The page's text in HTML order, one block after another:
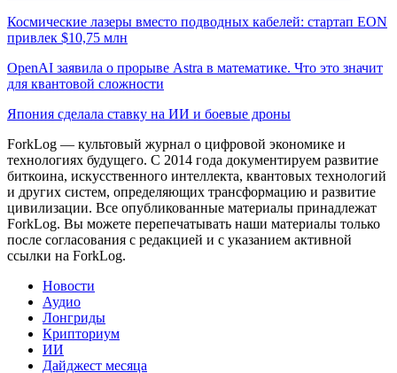
Космические лазеры вместо подводных кабелей: стартап EON
привлек $10,75 млн
OpenAI заявила о прорыве Astra в математике. Что это значит
для квантовой сложности
Япония сделала ставку на ИИ и боевые дроны
ForkLog — культовый журнал о цифровой экономике и
технологиях будущего. С 2014 года документируем развитие
биткоина, искусственного интеллекта, квантовых технологий
и других систем, определяющих трансформацию и развитие
цивилизации. Все опубликованные материалы принадлежат
ForkLog. Вы можете перепечатывать наши материалы только
после согласования с редакцией и с указанием активной
ссылки на ForkLog.
Новости
Аудио
Лонгриды
Крипториум
ИИ
Дайджест месяца